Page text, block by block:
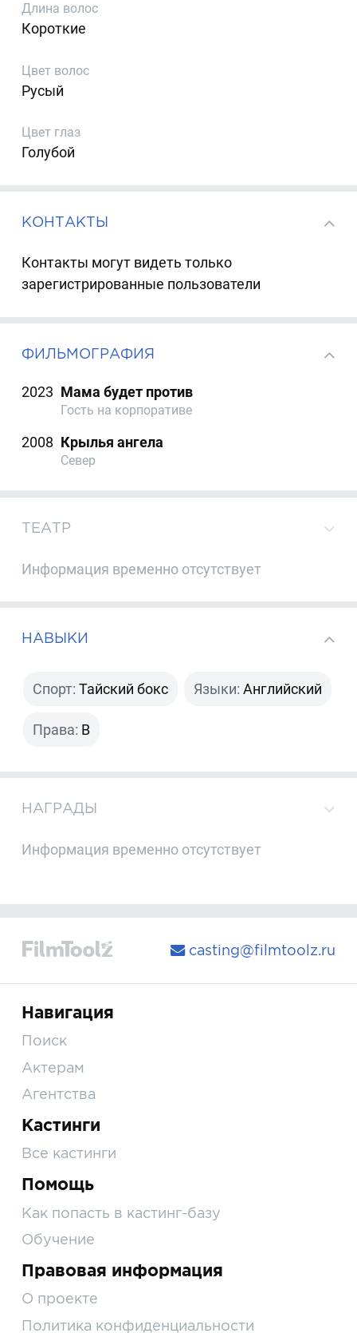
Длина волос
Короткие
Цвет волос
Русый
Цвет глаз
Голубой
КОНТАКТЫ
Контакты могут видеть только
зарегистрированные пользователи
ФИЛЬМОГРАФИЯ
2023 Мама будет против
Гость на корпоративе
2008 Крылья ангела
Север
ТЕАТР
Информация временно отсутствует
НАВЫКИ
Спорт: Тайский бокс Языки: Английский
Права: B
НАГРАДЫ
Информация временно отсутствует
casting@filmtoolz.ru
Навигация
Поиск
Актерам
Агентства
Кастинги
Все кастинги
Помощь
Как попасть в кастинг-базу
Обучение
Правовая информация
О проекте
Политика конфиденциальности